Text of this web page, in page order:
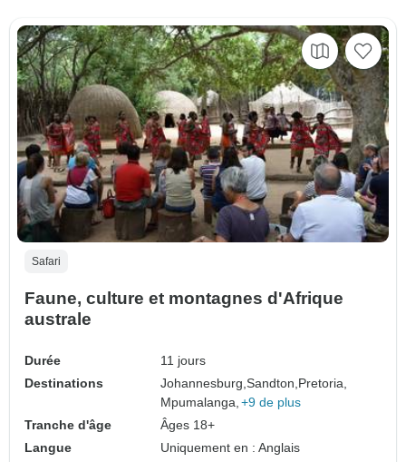
Safari
Faune, culture et montagnes d'Afrique
australe
Durée
11 jours
Destinations
Johannesburg,Sandton,Pretoria,
Mpumalanga, +9 de plus
Tranche d'âge
Âges 18+
Langue
Uniquement en : Anglais